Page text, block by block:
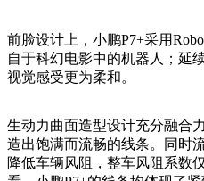
前脸设计上，小鹏P7+采用
自于科幻电影中的机器人；延
视觉感受更为柔和。
生动力曲面造型设计充分融合
造出饱满而流畅的线条。同时
降低车辆风阻，整车风阻系数